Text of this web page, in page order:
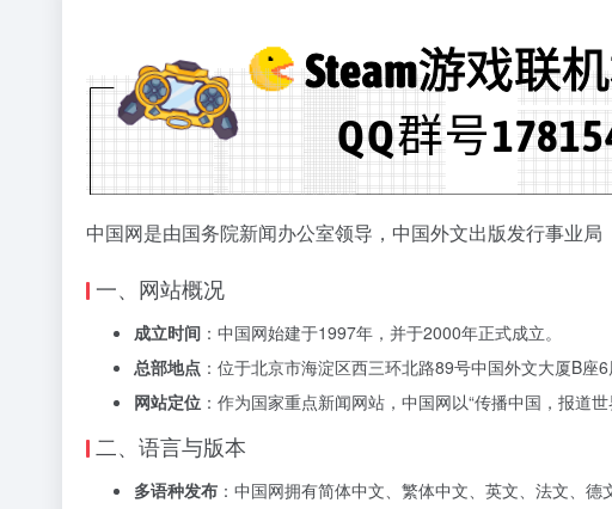
中国网是由国务院新闻办公室领导，中国外文出版发行事业
一、网站概况
成立时间 ：中国网始建于1997年，并于2000年正式成立。
总部地点 ：位于北京市海淀区西三环北路89号中国外文大厦B座6
网站定位 ：作为国家重点新闻网站，中国网以“传播中国，报道
二、语言与版本
多语种发布 ：中国网拥有简体中文、繁体中文、英文、法文、